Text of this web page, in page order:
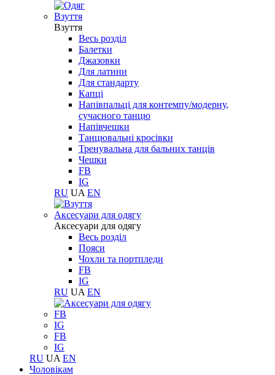
Взуття
Взуття
Весь розділ
Балетки
Джазовки
Для латини
Для стандарту
Капці
Напівпальці для контемпу/модерну,
сучасного танцю
Напівчешки
Танцювальні кросівки
Тренувальна для бальних танців
Чешки
FB
IG
RU UA EN
Aксесуари для одягу
Aксесуари для одягу
Весь розділ
Пояси
Чохли та портпледи
FB
IG
RU UA EN
FB
IG
FB
IG
RU UA EN
Чоловікам